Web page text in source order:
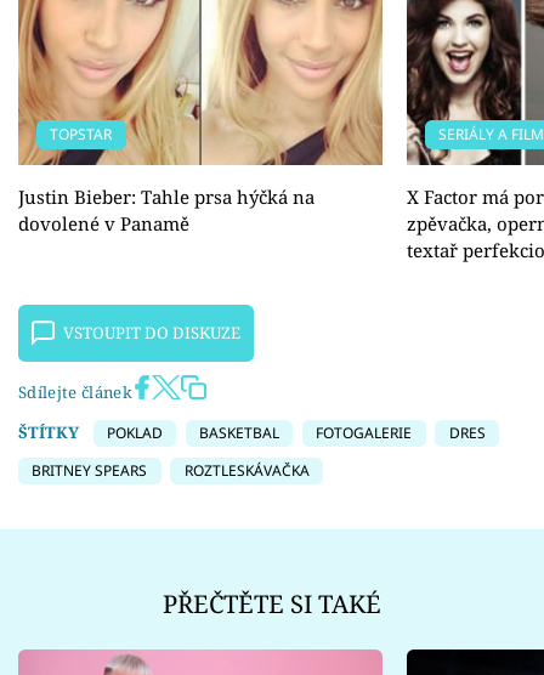
TOPSTAR
Justin Bieber: Tahle prsa hýčká na
dovolené v Panamě
SERIÁLY A
X Factor má
zpěvačka,
textař
VSTOUPIT DO DISKUZE
Sdílejte článek
ŠTÍTKY
POKLAD BASKETBAL FOTOGALERIE
DRES
BRITNEY SPEARS
ROZTLESKÁVAČKA
PŘEČTĚTE SI TAKÉ